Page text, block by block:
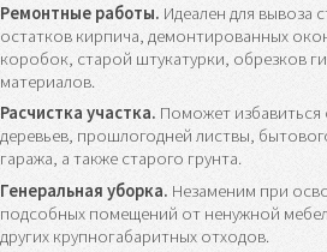
Ремонтные работы. Идеален для вывоза
остатков кирпича, демонтированных
коробок, старой штукатурки, обрезков
материалов.
Расчистка участка. Поможет избавиться
деревьев, прошлогодней листвы,
гаража, а также старого грунта.
Генеральная уборка. Незаменим при
подсобных помещений от ненужной
других крупногабаритных отходов.